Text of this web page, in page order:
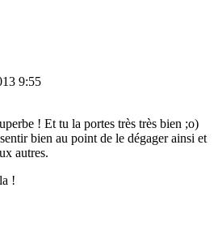
9:55
! Et tu la portes très très bien ;o)
bien au point de le dégager ainsi et
autres.
!